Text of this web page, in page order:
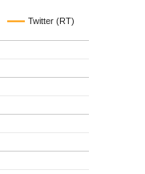
Twitter (RT)